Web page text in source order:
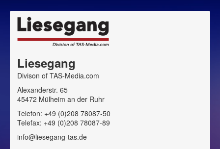
Liesegang
Divison of TAS-Media.com
Alexanderstr. 65
45472 Mülheim an der Ruhr
Telefon: +49 (0)208 78087-50
Telefax: +49 (0)208 78087-89
info@liesegang-tas.de